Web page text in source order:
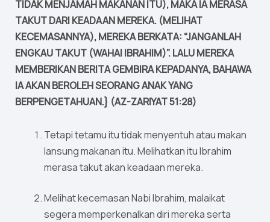
TIDAK MENJAMAH MAKANAN ITU), MAKA IA MERASA
TAKUT DARI KEADAAN MEREKA. (MELIHAT
KECEMASANNYA), MEREKA BERKATA: “JANGANLAH
ENGKAU TAKUT (WAHAI IBRAHIM)”. LALU MEREKA
MEMBERIKAN BERITA GEMBIRA KEPADANYA, BAHAWA
IA AKAN BEROLEH SEORANG ANAK YANG
BERPENGETAHUAN.} (AZ-ZARIYAT 51:28)
Tetapi tetamu itu tidak menyentuh atau makan
lansung makanan itu. Melihatkan itu Ibrahim
merasa takut akan keadaan mereka.
Melihat kecemasan Nabi Ibrahim, malaikat
segera memperkenalkan diri mereka serta